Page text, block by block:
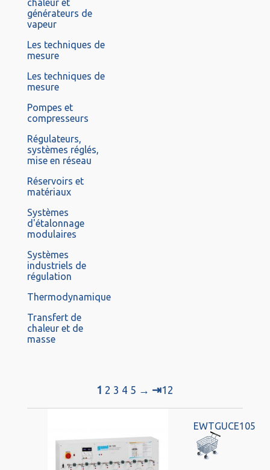
chaleur et
générateurs de
vapeur
Les techniques de
mesure
Les techniques de
mesure
Pompes et
compresseurs
Régulateurs,
systèmes réglés,
mise en réseau
Réservoirs et
matériaux
Systèmes
d'étalonnage
modulaires
Systèmes
industriels de
régulation
Thermodynamique
Transfert de
chaleur et de
masse
1 2 3 4 5 → ⇥12
EWTGUCE105